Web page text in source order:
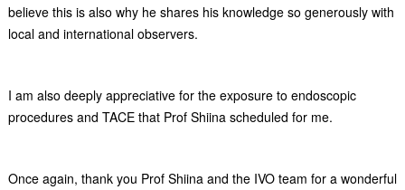
believe this is also why he shares his knowledge so generously with
local and international observers.
I am also deeply appreciative for the exposure to endoscopic
procedures and TACE that Prof Shiina scheduled for me.
Once again, thank you Prof Shiina and the IVO team for a wonderful